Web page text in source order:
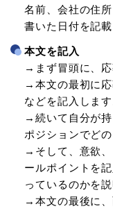
名前、会社の住
書いた日付を記載
本文を記入
→まず冒頭に、応
→本文の最初に
などを記入します
→続いて自分が
ポジションでど
→そして、意欲
ールポイントを
っているのかを説
→本文の最後に